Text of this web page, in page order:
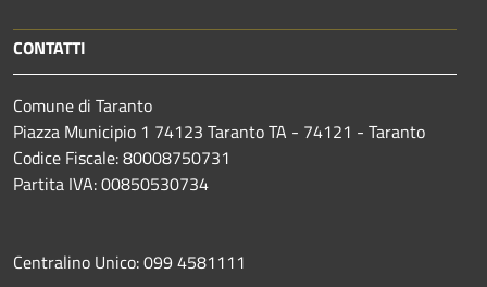
CONTATTI
Comune di Taranto
Piazza Municipio 1 74123 Taranto TA - 74121 - Taranto
Codice Fiscale: 80008750731
Partita IVA: 00850530734
Centralino Unico: 099 4581111